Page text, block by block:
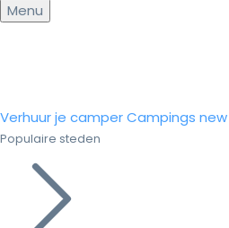
Menu
Verhuur je camperCampings new
Populaire steden